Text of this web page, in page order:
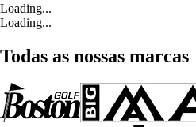
Loading...
Loading...
Todas as nossas marcas